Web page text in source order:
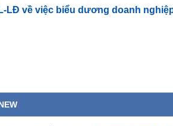
LĐ về việc biểu dương doanh